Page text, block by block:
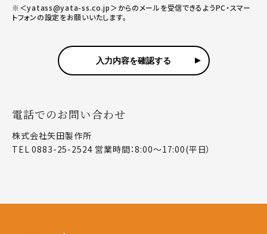
＜yatass@yata-ss.co.jp＞からのメールを受信できるようPC・スマー
トフォンの設定をお願いいたします。
電話でのお問い合わせ
株式会社矢田製作所
TEL 0883-25-2524 営業時間：8:00～17:00(平日）